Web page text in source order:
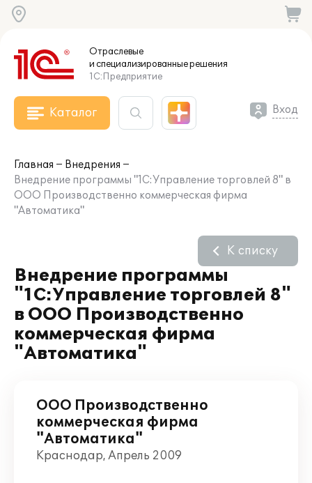
Отраслевые
и специализированныерешения
1С:Предприятие
Каталог Вход
Главная
Внедрения
Внедрение программы "1С:Управление торговлей 8" в
ООО Производственно коммерческая фирма
"Автоматика"
Внедрение программы
"1С:Управление торговлей 8"
в ООО Производственно
коммерческая фирма
"Автоматика"
К списку
ООО Производственно
коммерческая фирма
"Автоматика"
Краснодар, Апрель 2009